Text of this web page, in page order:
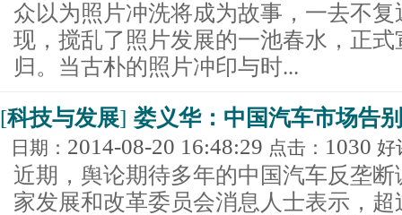
众以为照片冲洗将成为故事，一去不
现，搅乱了照片发展的一池春水，正
归。当古朴的照片冲印与时...
[科技与发展] 娄义华：中国汽车市场告
日期： 2014-08-20 16:48:29 点击： 1030 好
近期，舆论期待多年的中国汽车反垄
家发展和改革委员会消息人士表示，